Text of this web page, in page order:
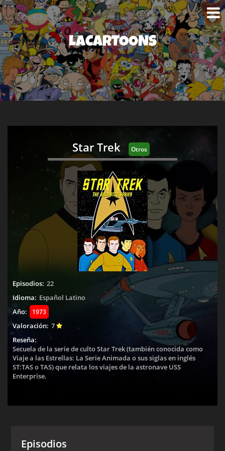
LACARTOONS
Star Trek Otros
Episodios: 22
Idioma: Español Latino
Año:
1973
Valoración: 7
Reseña:
Secuela de la serie de culto Star Trek (también conocida como
Viaje a las Estrellas: La Serie Animada o sus siglas en inglés
ST:TAS o TAS) que relata los viajes de la astronave USS
Enterprise.
Episodios